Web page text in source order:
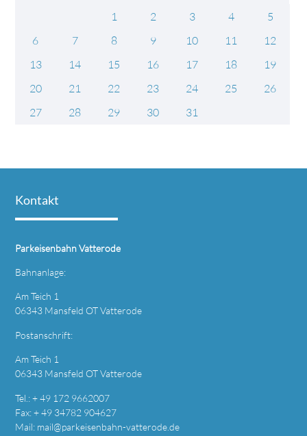
1
2 3 4
5
6
7 8 9 10 11
12
13
14 15 16 17 18
19
20
21 22 23 24 25
26
27
28 29 30 31
Kontakt
Parkeisenbahn Vatterode
Bahnanlage:
Am Teich 1
06343 Mansfeld OT Vatterode
Postanschrift:
Am Teich 1
06343 Mansfeld OT Vatterode
Tel.: + 49 172 9662007
Fax: + 49 34782 904627
Mail: mail@parkeisenbahn-vatterode.de